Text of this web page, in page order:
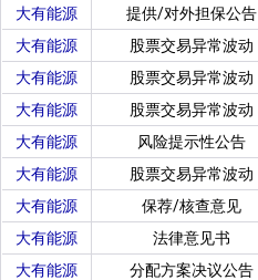
大有能源
提供/对外担保公告
大有能源
股票交易异常波动
大有能源
股票交易异常波动
大有能源
股票交易异常波动
大有能源
风险提示性公告
大有能源
股票交易异常波动
大有能源
保荐/核查意见
大有能源
法律意见书
大有能源
分配方案决议公告